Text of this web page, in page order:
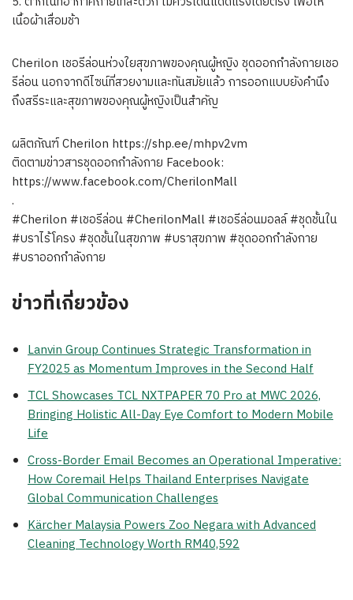
เนื้อผ้าเสื่อมช้า
Cherilon เชอรีล่อนห่วงใยสุขภาพของคุณผู้หญิง ชุดออกกำลังกายเชอ
รีล่อน นอกจากดีไซน์ที่สวยงามและทันสมัยแล้ว การออกแบบยังคำนึง
ถึงสรีระและสุขภาพของคุณผู้หญิงเป็นสำคัญ
ผลิตภัณฑ์ Cherilon https://shp.ee/mhpv2vm
ติดตามข่าวสารชุดออกกำลังกาย Facebook:
https://www.facebook.com/CherilonMall
.
#Cherilon #เชอรีล่อน #CherilonMall #เชอรีล่อนมอลล์ #ชุดชั้นใน
#บราไร้โครง #ชุดชั้นในสุขภาพ #บราสุขภาพ #ชุดออกกำลังกาย
#บราออกกำลังกาย
ข่าวที่เกี่ยวข้อง
Lanvin Group Continues Strategic Transformation in
FY2025 as Momentum Improves in the Second Half
TCL Showcases TCL NXTPAPER 70 Pro at MWC 2026,
Bringing Holistic All-Day Eye Comfort to Modern Mobile
Life
Cross-Border Email Becomes an Operational Imperative:
How Coremail Helps Thailand Enterprises Navigate
Global Communication Challenges
Kärcher Malaysia Powers Zoo Negara with Advanced
Cleaning Technology Worth RM40,592